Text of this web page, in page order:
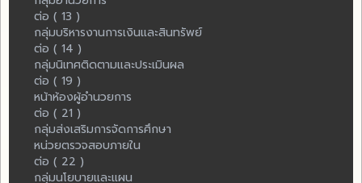
ต่อ ( 13 )
กลุ่มบริหารงานการเงินและสินทรัพย์
ต่อ ( 14 )
กลุ่มนิเทศติดตามและประเมินผล
ต่อ ( 19 )
หน้าห้องผู้อำนวยการ
ต่อ ( 21 )
กลุ่มส่งเสริมการจัดการศึกษา
หน่วยตรวจสอบภายใน
ต่อ ( 22 )
กลุ่มนโยบายและแผน